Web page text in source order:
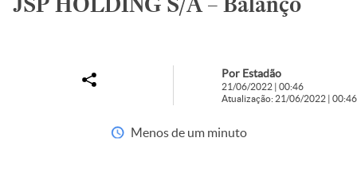
Por Estadão
21/06/2022 | 00:46
Atualização: 21/06/2022 | 00:46
Menos de um minuto